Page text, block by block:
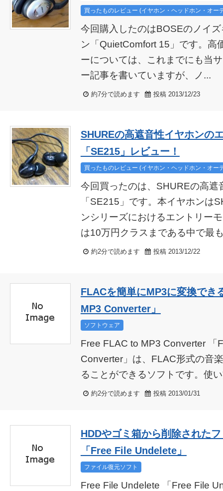
買ったものレビュー (イヤホン・ヘッドホン・オー
今回購入したのはBOSEのノイ
ン「QuietComfort 15」です。高
ーについては、これまでにも当
ー記事を書いていますが、ノ...
約7分で読めます 投稿 2013/12/23
SHUREの高遮音性イヤホンの
「SE215」レビュー！
買ったものレビュー (イヤホン・ヘッドホン・オー
今回買ったのは、SHUREの高遮
「SE215」です。本イヤホンは
ンシリーズにおけるエントリー
は10万円クラスまである中で最
約2分で読めます 投稿 2013/12/22
FLACを簡単にMP3に変換でき
MP3 Converter」
ソフトウェア
Free FLAC to MP3 Converter 「
Converter」は、FLAC形式の音
ることができるソフトです。使
約2分で読めます 投稿 2013/01/31
HDDやゴミ箱から削除された
「Free File Undelete」
ファイル復元ソフト
Free File Undelete 「Free File